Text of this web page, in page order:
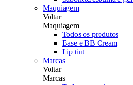
Maquiagem
Voltar
Maquiagem
Todos os produtos
Base e BB Cream
Lip tint
Marcas
Voltar
Marcas